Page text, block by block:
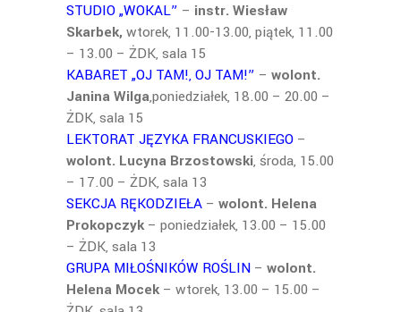
STUDIO „WOKAL” – instr. Wiesław
Skarbek,wtorek, 11.00-13.00, piątek, 11.00
– 13.00 – ŻDK, sala 15
KABARET „OJ TAM!, OJ TAM!” – wolont.
Janina Wilga,poniedziałek, 18.00 – 20.00 –
ŻDK, sala 15
LEKTORAT JĘZYKA FRANCUSKIEGO –
wolont. Lucyna Brzostowski, środa, 15.00
– 17.00 – ŻDK, sala 13
SEKCJA RĘKODZIEŁA – wolont. Helena
Prokopczyk– poniedziałek, 13.00 – 15.00
– ŻDK, sala 13
GRUPA MIŁOŚNIKÓW ROŚLIN – wolont.
Helena Mocek– wtorek, 13.00 – 15.00 –